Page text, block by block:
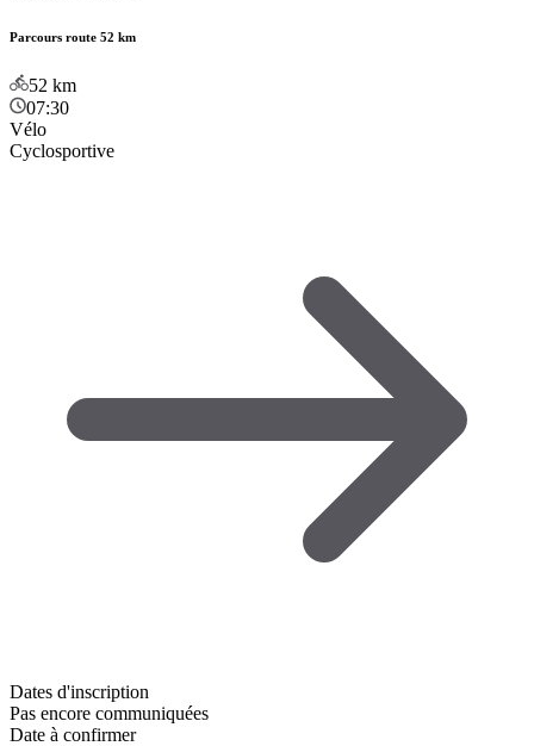
Parcours route 52 km
52 km
07:30
Vélo
Cyclosportive
Dates d'inscription
Pas encore communiquées
Date à confirmer